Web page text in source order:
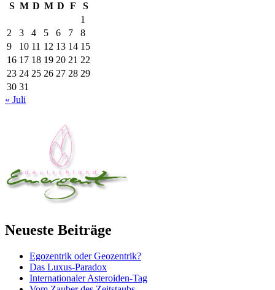
S M D M D F
S
1
2
3 4 5 6 7
8
9
10 11 12 13 14 15
16 17 18 19 20 21 22
23 24 25 26 27 28 29
30 31
« Juli
Neueste Beiträge
Egozentrik oder Geozentrik?
Das Luxus-Paradox
Internationaler Asteroiden-Tag